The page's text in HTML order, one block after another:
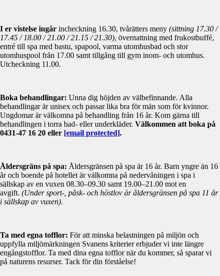
I er vistelse ingår incheckning 16.30, tvårätters meny (sittning 17.30 /
17.45 / 18.00 / 21.00 / 21.15 / 21.30), övernattning med frukostbuffé,
entré till spa med bastu, spapool, varma utomhusbad och stor
utomhuspool från 17.00 samt tillgång till gym inom- och utomhus.
Utcheckning 11.00.
Boka behandlingar: Unna dig höjden av välbefinnande. Alla
behandlingar är unisex och passar lika bra för män som för kvinnor.
Ungdomar är välkomna på behandling från 16 år. Kom gärna till
behandlingen i torra bad- eller underkläder. Välkommen att boka på
0431-47 16 20 eller [email protected].
Åldersgräns på spa: Åldersgränsen på spa är 16 år. Barn yngre än 16
år och boende på hotellet är välkomna på nedervåningen i spa i
sällskap av en vuxen 08.30–09.30 samt 19.00–21.00 mot en
avgift. (Under sport-, påsk- och höstlov är åldersgränsen på spa 11 år
i sällskap av vuxen).
Ta med egna tofflor: För att minska belastningen på miljön och
uppfylla miljömärkningen Svanens kriterier erbjuder vi inte längre
engångstofflor. Ta med dina egna tofflor när du kommer, så sparar vi
på naturens resurser. Tack för din förståelse!